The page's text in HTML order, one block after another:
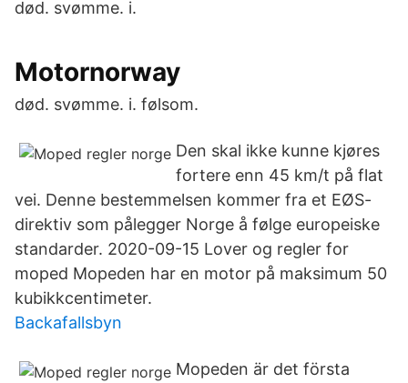
død. svømme. i.
Motornorway
død. svømme. i. følsom.
Den skal ikke kunne kjøres
fortere enn 45 km/t på flat
vei. Denne bestemmelsen kommer fra et EØS-
direktiv som pålegger Norge å følge europeiske
standarder. 2020-09-15 Lover og regler for
moped Mopeden har en motor på maksimum 50
kubikkcentimeter.
Backafallsbyn
Mopeden är det första